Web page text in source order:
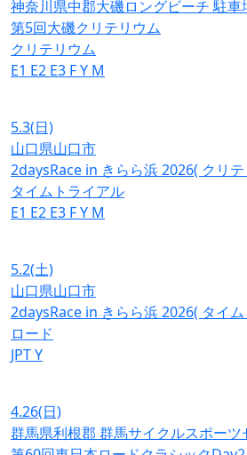
神奈川県中郡大磯ロングビーチ 駐車
第5回大磯クリテリウム
クリテリウム
E1 E2 E3 FY M
5.3(日)
山口県山口市
2daysRace in きらら浜 2026( クリ
タイムトライアル
E1 E2 E3 FY M
5.2(土)
山口県山口市
2daysRace in きらら浜 2026( タイ
ロード
JPTY
4.26(日)
群馬県利根郡 群馬サイクルスポーツ